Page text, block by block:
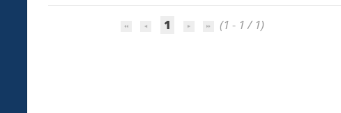
1 (1 - 1 / 1)